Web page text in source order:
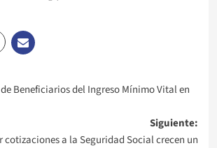
Beneficiarios del Ingreso Mínimo Vital en
Siguiente:
cotizaciones a la Seguridad Social crecen un